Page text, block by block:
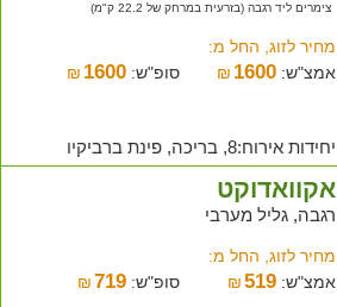
צימרים ליד רגבה (בזרעית במרחק של 22.2 ק"מ)
מחיר לזוג, החל מ:
אמצ"ש:
₪ 1600 סופ"ש: ₪ 1600
יחידות אירוח:8, בריכה, פינת ברביקיו
אקוואדוקט
רגבה, גליל מערבי
מחיר לזוג, החל מ:
אמצ"ש:
₪519 סופ"ש: ₪ 719